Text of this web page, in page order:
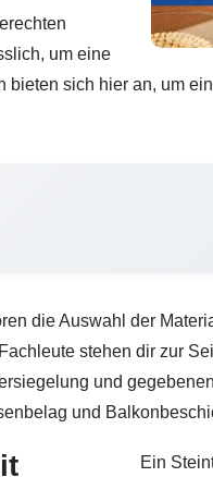
um eine
sich hier an, um
die Auswahl der
stehen dir zur
und
und
Ein